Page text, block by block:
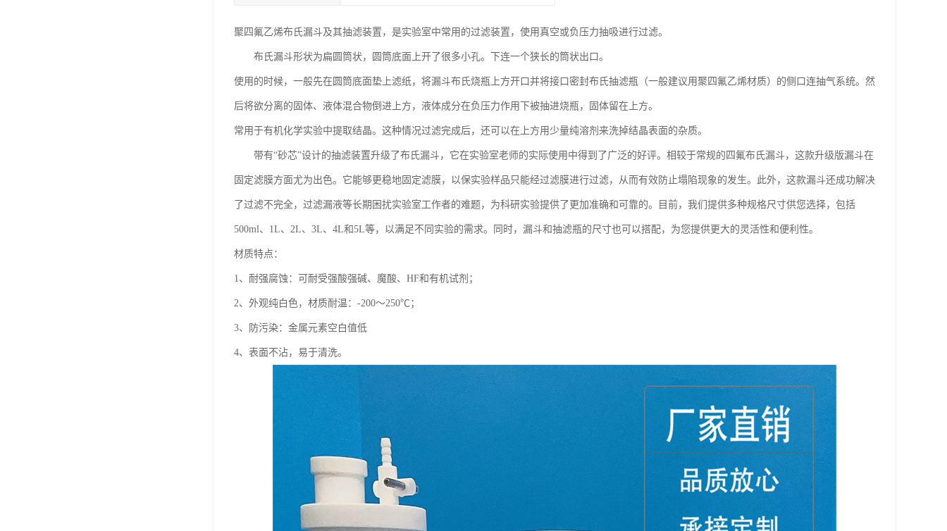
聚四氟乙烯布氏漏斗及其抽滤装置，是实验室中常用的过滤装置，使用真空或负压力抽吸进行过滤。
布氏漏斗形状为扁圆筒状，圆筒底面上开了很多小孔。下连一个狭长的筒状出口。
使用的时候，一般先在圆筒底面垫上滤纸，将漏斗布氏烧瓶上方开口并将接口密封布氏抽滤瓶（一般建议用聚四氟乙烯材质）的侧口连抽气系统。然
后将欲分离的固体、液体混合物倒进上方，液体成分在负压力作用下被抽进烧瓶，固体留在上方。
常用于有机化学实验中提取结晶。这种情况过滤完成后，还可以在上方用少量纯溶剂来洗掉结晶表面的杂质。
带有“砂芯”设计的抽滤装置升级了布氏漏斗，它在实验室老师的实际使用中得到了广泛的好评。相较于常规的四氟布氏漏斗，这款升级版漏斗在
固定滤膜方面尤为出色。它能够更稳地固定滤膜，以保实验样品只能经过滤膜进行过滤，从而有效防止塌陷现象的发生。此外，这款漏斗还成功解决
了过滤不完全，过滤漏液等长期困扰实验室工作者的难题，为科研实验提供了更加准确和可靠的。目前，我们提供多种规格尺寸供您选择，包括
500ml、1L、2L、3L、4L和5L等，以满足不同实验的需求。同时，漏斗和抽滤瓶的尺寸也可以搭配，为您提供更大的灵活性和便利性。
材质特点：
1、耐强腐蚀：可耐受强酸强碱、魔酸、HF和有机试剂；
2、外观纯白色，材质耐温：-200～250℃；
3、防污染：金属元素空白值低
4、表面不沾，易于清洗。